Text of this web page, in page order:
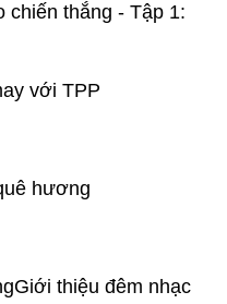
chiến thắng - Tập 1:
với TPP
hương
thiệu đêm nhạc